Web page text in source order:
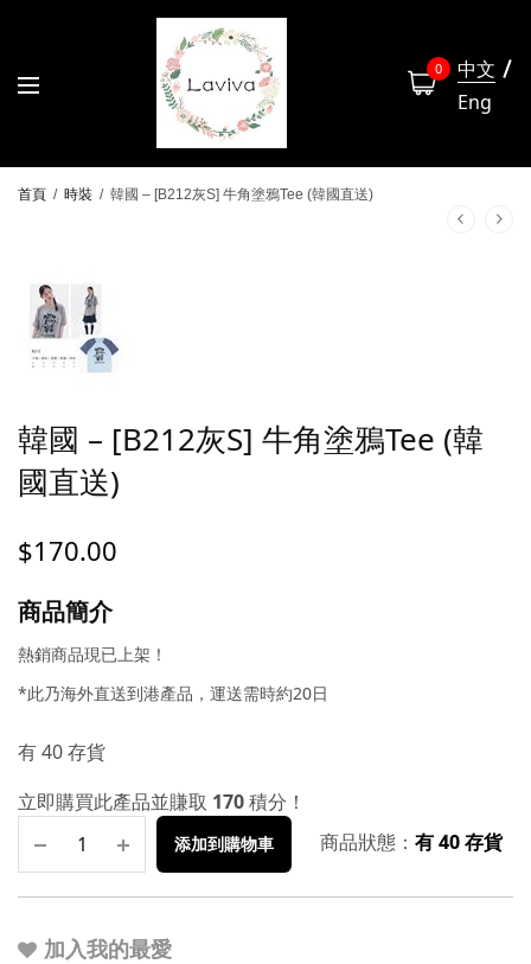
0
中文
Eng
首頁 / 時裝 / 韓國 – [B212灰S] 牛角塗鴉Tee (韓國直送)
韓國 – [B212灰S] 牛角塗鴉Tee (韓
國直送)
$170.00
商品簡介
熱銷商品現已上架！
*此乃海外直送到港產品，運送需時約20日
有 40 存貨
立即購買此產品並賺取 170積分！
添加到購物車 商品狀態： 有 40 存貨
加入我的最愛